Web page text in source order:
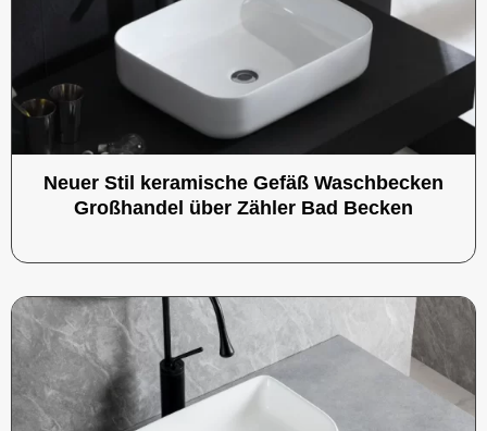
Neuer Stil keramische Gefäß Waschbecken
Großhandel über Zähler Bad Becken